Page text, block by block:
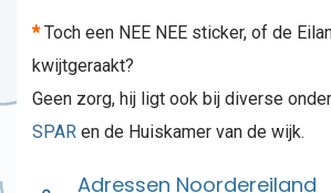
*Toch een NEE NEE sticker, of de
kwijtgeraakt?
Geen zorg, hij ligt ook bij diverse
SPAR en de Huiskamer van de wijk.
Adressen Noordereiland